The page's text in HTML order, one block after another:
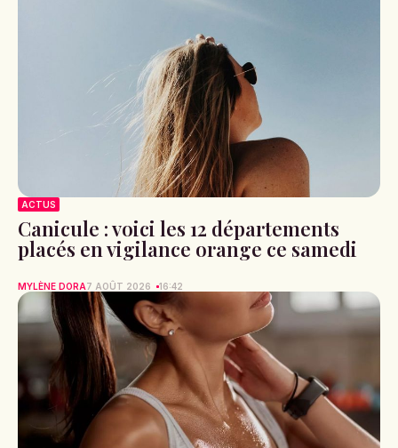
ACTUS
Canicule : voici les 12 départements
placés en vigilance orange ce samedi
MYLÈNE DORA7 AOÛT 2026 16:42